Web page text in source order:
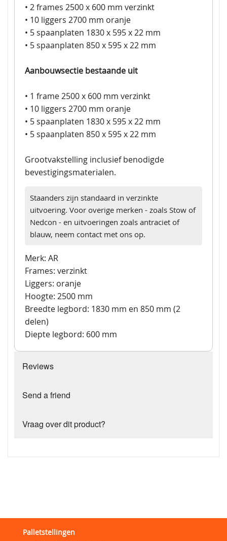
• 2 frames 2500 x 600 mm verzinkt
• 10 liggers 2700 mm oranje
• 5 spaanplaten 1830 x 595 x 22 mm
• 5 spaanplaten 850 x 595 x 22 mm
Aanbouwsectie bestaande uit
• 1 frame 2500 x 600 mm verzinkt
• 10 liggers 2700 mm oranje
• 5 spaanplaten 1830 x 595 x 22 mm
• 5 spaanplaten 850 x 595 x 22 mm
Grootvakstelling inclusief benodigde
bevestigingsmaterialen.
Staanders zijn standaard in verzinkte
uitvoering. Voor overige merken - zoals Stow of
Nedcon - en uitvoeringen zoals antraciet of
blauw, neem contact met ons op.
Merk: AR
Frames: verzinkt
Liggers: oranje
Hoogte: 2500 mm
Breedte legbord: 1830 mm en 850 mm (2
delen)
Diepte legbord: 600 mm
Reviews
Send a friend
Vraag over dit product?
Palletstellingen